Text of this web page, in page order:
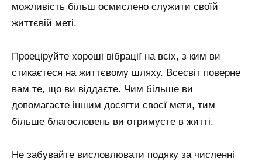
можливість більш осмислено служити своїй
життєвій меті.
Проеціруйте хороші вібрації на всіх, з ким ви
стикаєтеся на життєвому шляху. Всесвіт поверне
вам те, що ви віддаєте. Чим більше ви
допомагаєте іншим досягти своєї мети, тим
більше благословень ви отримуєте в житті.
Не забувайте висловлювати подяку за численні